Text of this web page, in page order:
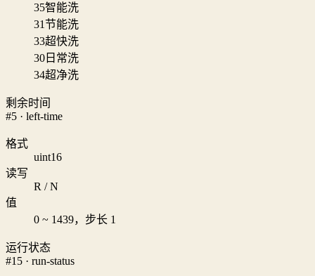
35智能洗
31节能洗
33超快洗
30 日常洗
34超净洗
剩余时间
#5 · left-time
格式
uint16
读写
R / N
值
0 ~ 1439，步长 1
运行状态
#15 · run-status